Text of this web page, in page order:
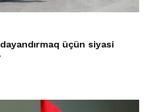
üçün siyasi